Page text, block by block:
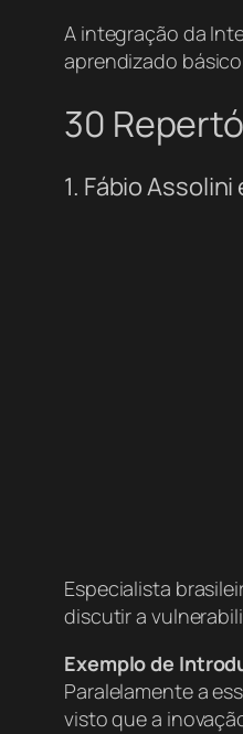
A integração da
aprendizado
30
1. Fábio
Especialista
discutir a
Exemplo de
Paralelamente a
visto que a